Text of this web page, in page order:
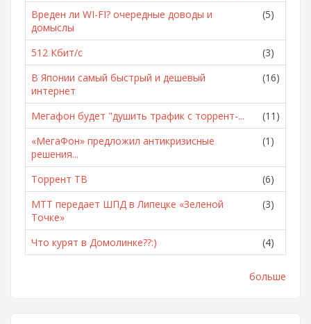
Вреден ли WI-FI? очередные доводы и
домыслы
(5)
512 Кбит/с
(3)
В Японии самый быстрый и дешевый
интернет
(16)
Мегафон будет "душить трафик с торрент-...
(11)
«МегаФон» предложил антикризисные
решения...
(1)
Торрент ТВ
(6)
МТТ передает ШПД в Липецке «Зеленой
Точке»
(3)
Что курят в Домолинке??:) (4)
больше